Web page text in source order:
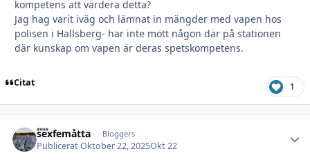
kompetens att värdera detta?
Jag hag varit iväg och lämnat in mängder med vapen hos
polisen i Hallsberg- har inte mött någon där på stationen
där kunskap om vapen är deras spetskompetens.
Citat 1
sexfemåtta Bloggers
PubliceratOktober 22, 2025Okt 22